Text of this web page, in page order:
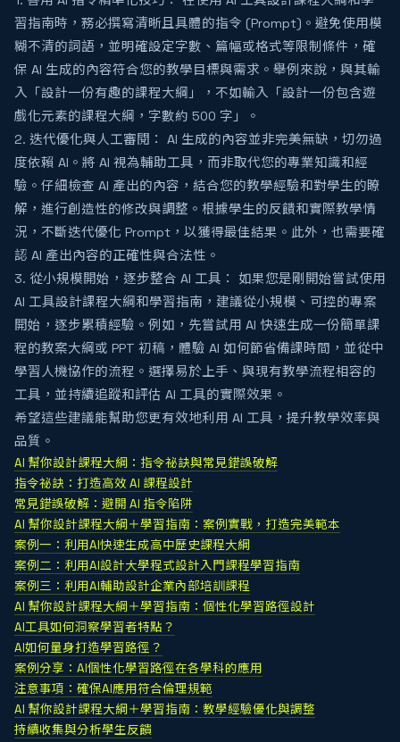
習指南時，務必撰寫清晰且具體的指令 (Prompt)。避免使用模
糊不清的詞語，並明確設定字數、篇幅或格式等限制條件，確
保 AI 生成的內容符合您的教學目標與需求。舉例來說，與其輸
入「設計一份有趣的課程大綱」，不如輸入「設計一份包含遊
戲化元素的課程大綱，字數約 500 字」。
2. 迭代優化與人工審閱： AI 生成的內容並非完美無缺，切勿過
度依賴 AI。將 AI 視為輔助工具，而非取代您的專業知識和經
驗。仔細檢查 AI 產出的內容，結合您的教學經驗和對學生的瞭
解，進行創造性的修改與調整。根據學生的反饋和實際教學情
況，不斷迭代優化 Prompt，以獲得最佳結果。此外，也需要確
認 AI 產出內容的正確性與合法性。
3. 從小規模開始，逐步整合 AI 工具： 如果您是剛開始嘗試使用
AI 工具設計課程大綱和學習指南，建議從小規模、可控的專案
開始，逐步累積經驗。例如，先嘗試用 AI 快速生成一份簡單課
程的教案大綱或 PPT 初稿，體驗 AI 如何節省備課時間，並從中
學習人機協作的流程。選擇易於上手、與現有教學流程相容的
工具，並持續追蹤和評估 AI 工具的實際效果。
希望這些建議能幫助您更有效地利用 AI 工具，提升教學效率與
品質。
AI 幫你設計課程大綱：指令祕訣與常見錯誤破解
指令祕訣：打造高效 AI 課程設計
常見錯誤破解：避開 AI 指令陷阱
AI 幫你設計課程大綱＋學習指南：案例實戰，打造完美範本
案例一：利用AI快速生成高中歷史課程大綱
案例二：利用AI設計大學程式設計入門課程學習指南
案例三：利用AI輔助設計企業內部培訓課程
AI 幫你設計課程大綱＋學習指南：個性化學習路徑設計
AI工具如何洞察學習者特點？
AI如何量身打造學習路徑？
案例分享：AI個性化學習路徑在各學科的應用
注意事項：確保AI應用符合倫理規範
AI 幫你設計課程大綱＋學習指南：教學經驗優化與調整
持續收集與分析學生反饋